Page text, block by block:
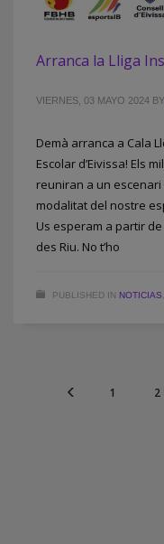
Arranca la Lliga
VIERNES, 03 MAYO 2024 BY
Demà arranca a Cala
Escolar d’Eivissa! Els
reuniran a un
modalitat del nostre
Us esperam a partir de
des Riu. No t’ho
PUBLISHED IN NOTICIAS
1 2